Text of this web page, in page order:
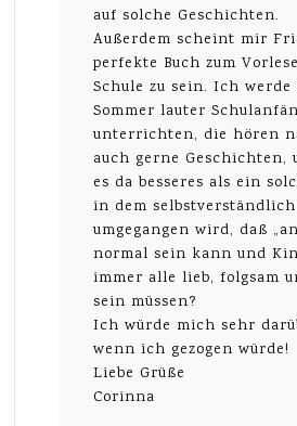
auf solche Geschichten.
Außerdem scheint mir
perfekte Buch zum
Schule zu sein. Ich werde
Sommer lauter
unterrichten, die hören
auch gerne Geschichten,
es da besseres als ein
in dem
umgegangen wird, daß
normal sein kann und
immer alle lieb, folgsam
sein müssen?
Ich würde mich sehr
wenn ich gezogen würde!
Liebe Grüße
Corinna